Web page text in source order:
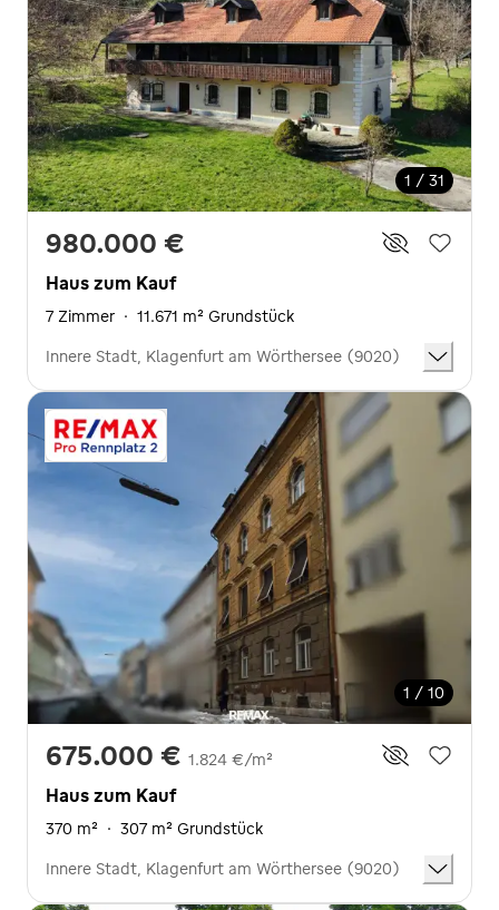
1 / 31
980.000 €
Haus zum Kauf
7 Zimmer · 11.671 m² Grundstück
Innere Stadt, Klagenfurt am Wörthersee (9020)
1 / 10
675.000 € 1.824 €/m²
Haus zum Kauf
370 m² · 307 m² Grundstück
Innere Stadt, Klagenfurt am Wörthersee (9020)